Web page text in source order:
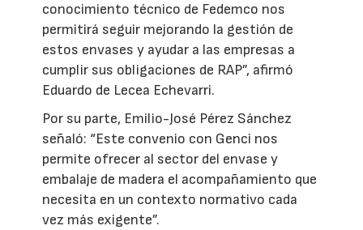
conocimiento técnico de Fedemco nos
permitirá seguir mejorando la gestión de
estos envases y ayudar a las empresas a
cumplir sus obligaciones de RAP”, afirmó
Eduardo de Lecea Echevarri.
Por su parte, Emilio-José Pérez Sánchez
señaló: “Este convenio con Genci nos
permite ofrecer al sector del envase y
embalaje de madera el acompañamiento que
necesita en un contexto normativo cada
vez más exigente”.